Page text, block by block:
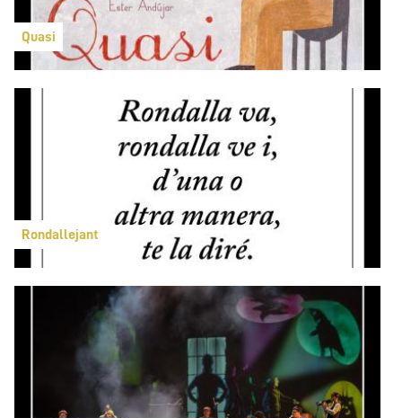
Quasi
Rondallejant